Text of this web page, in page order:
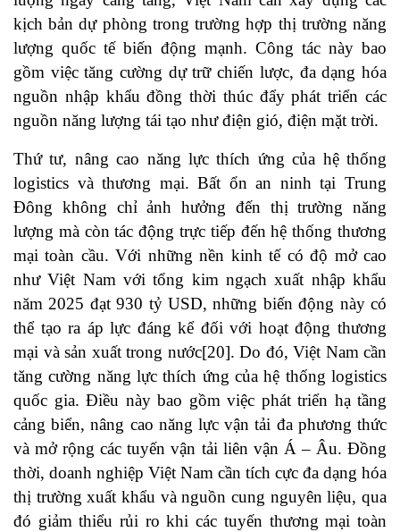
kịch bản dự phòng trong trường hợp thị trường năng
lượng quốc tế biến động mạnh. Công tác này bao
gồm việc tăng cường dự trữ chiến lược, đa dạng hóa
nguồn nhập khẩu đồng thời thúc đẩy phát triển các
nguồn năng lượng tái tạo như điện gió, điện mặt trời.
Thứ tư, nâng cao năng lực thích ứng của hệ thống
logistics và thương mại. Bất ổn an ninh tại Trung
Đông không chỉ ảnh hưởng đến thị trường năng
lượng mà còn tác động trực tiếp đến hệ thống thương
mại toàn cầu. Với những nền kinh tế có độ mở cao
như Việt Nam với tổng kim ngạch xuất nhập khẩu
năm 2025 đạt 930 tỷ USD, những biến động này có
thể tạo ra áp lực đáng kể đối với hoạt động thương
mại và sản xuất trong nước[20]. Do đó, Việt Nam cần
tăng cường năng lực thích ứng của hệ thống logistics
quốc gia. Điều này bao gồm việc phát triển hạ tầng
cảng biển, nâng cao năng lực vận tải đa phương thức
và mở rộng các tuyến vận tải liên vận Á – Âu. Đồng
thời, doanh nghiệp Việt Nam cần tích cực đa dạng hóa
thị trường xuất khẩu và nguồn cung nguyên liệu, qua
đó giảm thiểu rủi ro khi các tuyến thương mại toàn